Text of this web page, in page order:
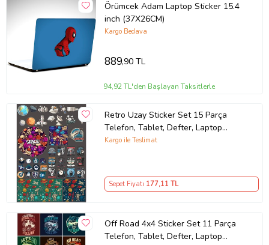
Örümcek Adam Laptop Sticker 15.4
inch (37X26CM)
Kargo Bedava
889,90 TL
94,92 TL'den Başlayan Taksitlerle
Retro Uzay Sticker Set 15 Parça
Telefon, Tablet, Defter, Laptop
Sticker
Kargo ile Teslimat
Sepet Fiyatı 177,11 TL
Off Road 4x4 Sticker Set 11 Parça
Telefon, Tablet, Defter, Laptop